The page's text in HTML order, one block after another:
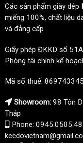
Các sản phẩm giày dép
miếng 100%, chất liệu
và đẳng cấp
Giấy phép ĐKKD số
Phòng tài chính kế
Mã số thuế:
Showroom: 98 Tôn
Tháp
Phone: